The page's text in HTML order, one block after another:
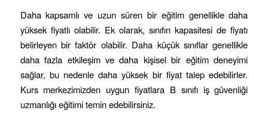
Daha kapsamlı ve uzun süren bir eğitim genellikle daha
yüksek fiyatlı olabilir. Ek olarak, sınıfın kapasitesi de fiyatı
belirleyen bir faktör olabilir. Daha küçük sınıflar genellikle
daha fazla etkileşim ve daha kişisel bir eğitim deneyimi
sağlar, bu nedenle daha yüksek bir fiyat talep edebilirler.
Kurs merkezimizden uygun fiyatlara B sınıfı iş güvenliği
uzmanlığı eğitimi temin edebilirsiniz.